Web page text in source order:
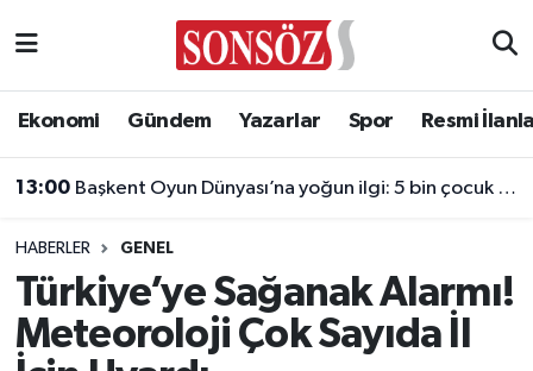
Ekonomi Gündem Yazarlar Spor Resmi
13:00 Başkent Oyun Dünyası’na yoğun ilgi: 5 bin çocuk ücretsiz yararlandı
HABERLER GENEL
Türkiye’ye Sağanak Alarmı!
Meteoroloji Çok Sayıda İl
Asayiş
Biyografi
Çevre
Ankara Nöbetçi Eczaneler
Ankara Trafik Yoğunluk Haritası
Süper Lig Puan Durumu ve Fikstür